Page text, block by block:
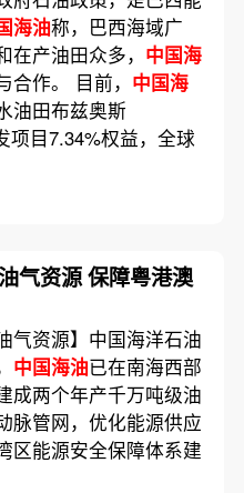
海油称，巴西海域广
产油田众多， 中国海
作。 目前， 中国海
油田布兹奥斯
项目7.34%权益，全球
气资源 保障粤港澳
气资源】中国海洋石油
中国海油已在南海西部
成两个年产千万吨级油
脉管网，优化能源供应
区能源安全保障体系建